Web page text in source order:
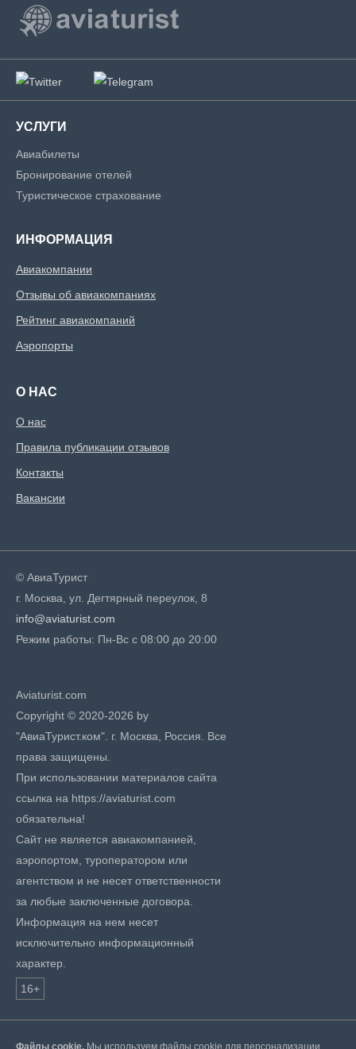
УСЛУГИ
Авиабилеты
Бронирование отелей
Туристическое страхование
ИНФОРМАЦИЯ
Авиакомпании
Отзывы об авиакомпаниях
Рейтинг авиакомпаний
Аэропорты
О НАС
О нас
Правила публикации отзывов
Контакты
Вакансии
© АвиаТурист
г. Москва, ул. Дегтярный переулок, 8
info@aviaturist.com
Режим работы: Пн-Вс с 08:00 до 20:00
Aviaturist.com
Copyright © 2020-2026 by
"АвиаТурист.ком". г. Москва, Россия. Все
права защищены.
При использовании материалов сайта
ссылка на https://aviaturist.com
обязательна!
Сайт не является авиакомпанией,
аэропортом, туроператором или
агентством и не несет ответственности
за любые заключенные договора.
Информация на нем несет
исключительно информационный
характер.
16+